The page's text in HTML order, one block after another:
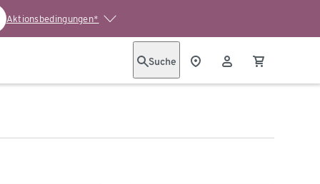
Aktionsbedingungen*
Suche